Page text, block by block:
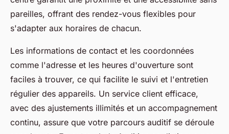
pareilles, offrant des rendez-vous flexibles pour
s'adapter aux horaires de chacun.
Les informations de contact et les coordonnées
comme l'adresse et les heures d'ouverture sont
faciles à trouver, ce qui facilite le suivi et l'entretien
régulier des appareils. Un service client efficace,
avec des ajustements illimités et un accompagnement
continu, assure que votre parcours auditif se déroule